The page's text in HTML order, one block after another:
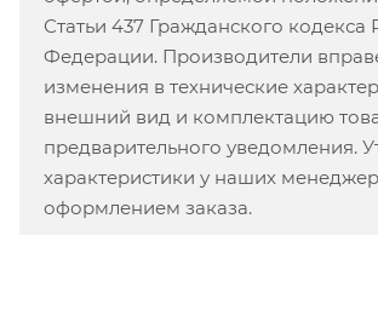
Статьи 437 Гражданского кодекса
Федерации. Производители
изменения в технические
внешний вид и комплектацию
предварительного уведомления.
характеристики у наших
оформлением заказа.